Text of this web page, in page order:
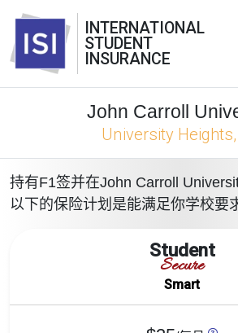
INTERNATIONAL
STUDENT
INSURANCE
John Carroll
University Heights,
持有F1签并在John Carroll
以下的保险计划是能满足你学校要
Student
Secure
Smart